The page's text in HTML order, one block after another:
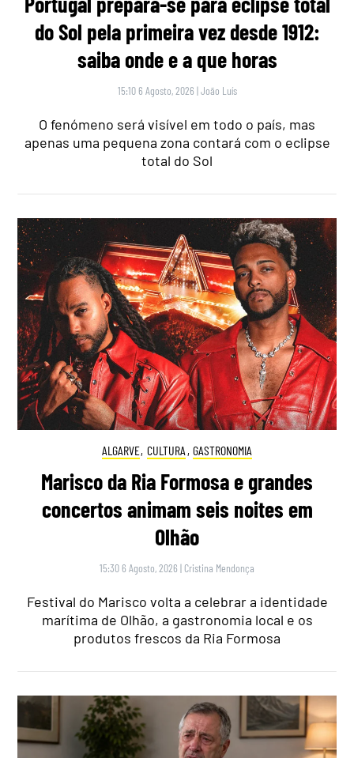
do Sol pela primeira vez desde 1912:
saiba onde e a que horas
15:10 6 Agosto, 2026 |João Luís
O fenómeno será visível em todo o país, mas
apenas uma pequena zona contará com o eclipse
total do Sol
ALGARVE, CULTURA , GASTRONOMIA
Marisco da Ria Formosa e grandes
concertos animam seis noites em
Olhão
15:30 6 Agosto, 2026 | Cristina Mendonça
Festival do Marisco volta a celebrar a identidade
marítima de Olhão, a gastronomia local e os
produtos frescos da Ria Formosa